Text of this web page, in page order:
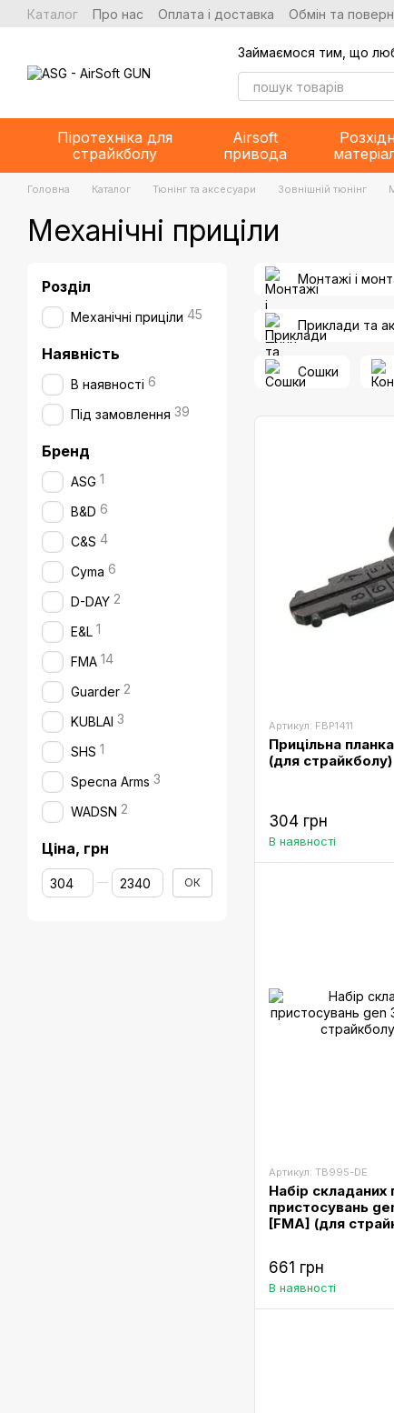
Перейти до основного контенту
Каталог Про нас Оплата і доставка Обмін та
Займаємося тим, що
Піротехніка для
страйкболу
Airsoft
привода
Головна Каталог Тюнінг та аксесуари Зовнішній тюнінг
Механічні приціли
Монтажі і
Приклади та
Сошки
Артикул: FBP1411
Прицільна
(для страйкболу)
304 грн
В наявності
Артикул: TB995-DE
Набір складаних
пристосувань
[FMA] (для
661 грн
В наявності
Розділ
Механічні приціли 45
Наявність
В наявності 6
Під замовлення 39
Бренд
ASG 1
B&D 6
C&S 4
Cyma 6
D-DAY 2
E&L 1
FMA 14
Guarder 2
KUBLAI 3
SHS 1
Specna Arms 3
WADSN 2
Ціна, грн
Від Ціна, грн
До Ціна, грн ОК